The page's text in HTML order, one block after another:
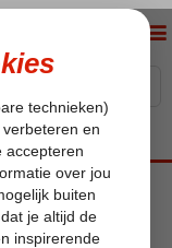
Palm Hotel